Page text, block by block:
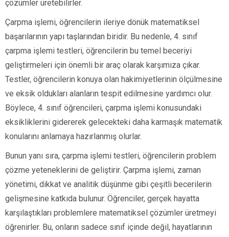
çözümler üretebilirler.
Çarpma işlemi, öğrencilerin ileriye dönük matematiksel
başarılarının yapı taşlarından biridir. Bu nedenle, 4. sınıf
çarpma işlemi testleri, öğrencilerin bu temel beceriyi
geliştirmeleri için önemli bir araç olarak karşımıza çıkar.
Testler, öğrencilerin konuya olan hakimiyetlerinin ölçülmesine
ve eksik oldukları alanların tespit edilmesine yardımcı olur.
Böylece, 4. sınıf öğrencileri, çarpma işlemi konusundaki
eksikliklerini gidererek gelecekteki daha karmaşık matematik
konularını anlamaya hazırlanmış olurlar.
Bunun yanı sıra, çarpma işlemi testleri, öğrencilerin problem
çözme yeteneklerini de geliştirir. Çarpma işlemi, zaman
yönetimi, dikkat ve analitik düşünme gibi çeşitli becerilerin
gelişmesine katkıda bulunur. Öğrenciler, gerçek hayatta
karşılaştıkları problemlere matematiksel çözümler üretmeyi
öğrenirler. Bu, onların sadece sınıf içinde değil, hayatlarının